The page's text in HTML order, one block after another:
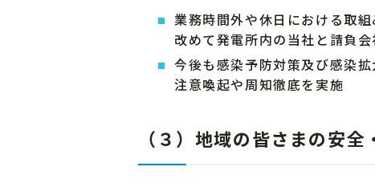
業務時間外や休日における取
改めて発電所内の当社と請負
今後も感染予防対策及び感染
注意喚起や周知徹底を実施
（３）地域の皆さまの安